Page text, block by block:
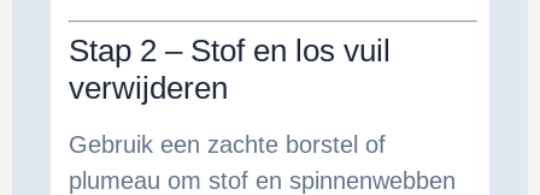
Stap 2 – Stof en los vuil
verwijderen
Gebruik een zachte borstel of
plumeau om stof en spinnenwebben